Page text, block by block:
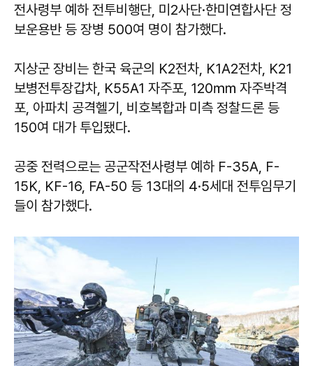
전사령부 예하 전투비행단, 미2사단·한미연합사단 정
보운용반 등 장병 500여 명이 참가했다.
지상군 장비는 한국 육군의 K2전차, K1A2전차, K21
보병전투장갑차, K55A1 자주포, 120㎜ 자주박격
포, 아파치 공격헬기, 비호복합과 미측 정찰드론 등
150여 대가 투입됐다.
공중 전력으로는 공군작전사령부 예하 F-35A, F-
15K, KF-16, FA-50 등 13대의 4·5세대 전투임무기
들이 참가했다.